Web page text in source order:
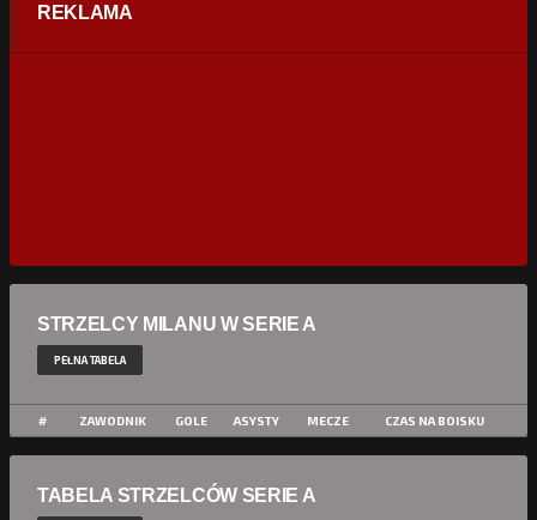
REKLAMA
STRZELCY MILANU W SERIE A
PEŁNA TABELA
# ZAWODNIK GOLE ASYSTY MECZE CZAS NA BOISKU
TABELA STRZELCÓW SERIE A